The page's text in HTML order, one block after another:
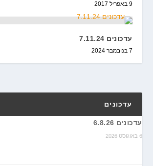
9 באפריל 2017
עדכונים 7.11.24
7 בנובמבר 2024
עדכונים
עדכונים 6.8.26
6 באוגוסט 2026